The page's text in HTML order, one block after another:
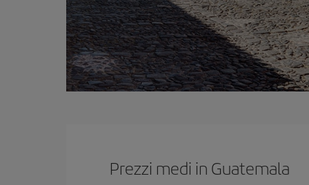
Prezzi medi in Guatemala